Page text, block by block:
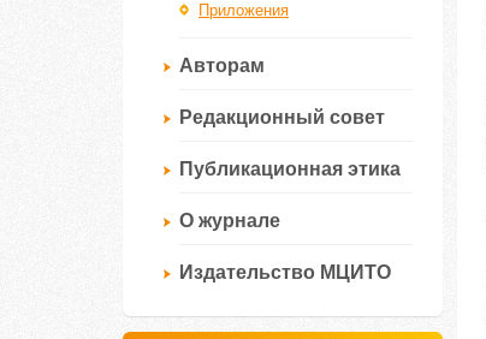
Приложения
Авторам
Редакционный совет
Публикационная этика
О журнале
Издательство МЦИТО